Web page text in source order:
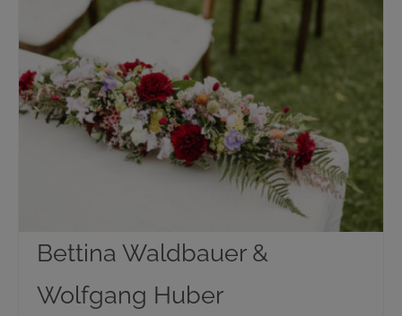
Bettina Waldbauer &
Wolfgang Huber